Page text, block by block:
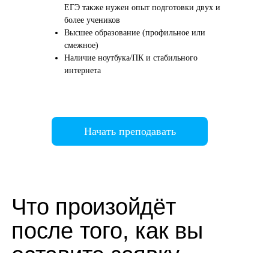
Начать преподавать
ЕГЭ также нужен опыт подготовки двух и
более учеников
Высшее образование (профильное или
смежное)
Наличие ноутбука/ПК и стабильного
интернета
Начать преподавать